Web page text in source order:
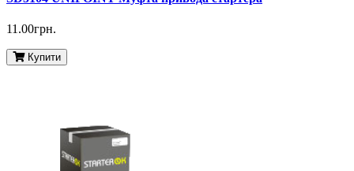
11.00грн.
Купити